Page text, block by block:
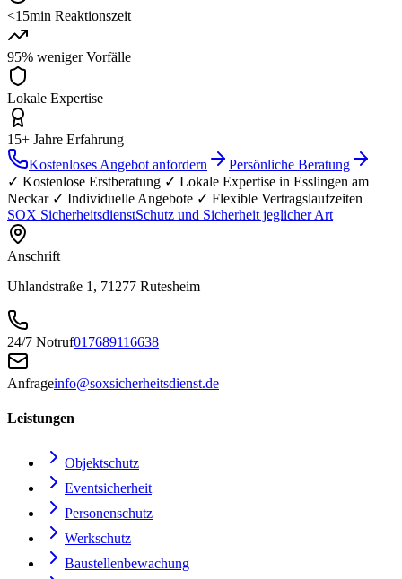
<15min Reaktionszeit
95% weniger Vorfälle
Lokale Expertise
15+ Jahre Erfahrung
Kostenloses Angebot anfordern
Persönliche Beratung
✓ Kostenlose Erstberatung ✓ Lokale Expertise in Esslingen am
Neckar✓ Individuelle Angebote ✓ Flexible Vertragslaufzeiten
SOX SicherheitsdienstSchutz und Sicherheit jeglicher Art
Anschrift
Uhlandstraße 1, 71277 Rutesheim
24/7 Notruf017689116638
Anfrageinfo@soxsicherheitsdienst.de
Leistungen
Objektschutz
Eventsicherheit
Personenschutz
Werkschutz
Baustellenbewachung